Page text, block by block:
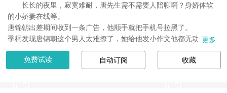
长长的夜里，寂寞难耐，唐先生需不需要人陪聊啊？身娇体软
的小娇妻在线等。
唐锦朝出差期间收到一条广告，他顺手就把手机号拉黑了。
季桐发现唐锦朝这个男人太难撩了，她给他发小作文他都无动于
衷，结婚三年一点火花都没起。她决定结束这段丧偶式婚姻时才发
现，原来她一直在他的黑名单里。
更多
免费试读 自动订阅 收藏